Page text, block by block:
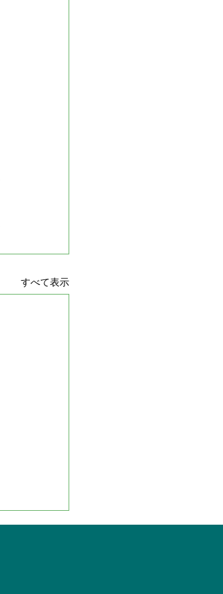
すべて表示